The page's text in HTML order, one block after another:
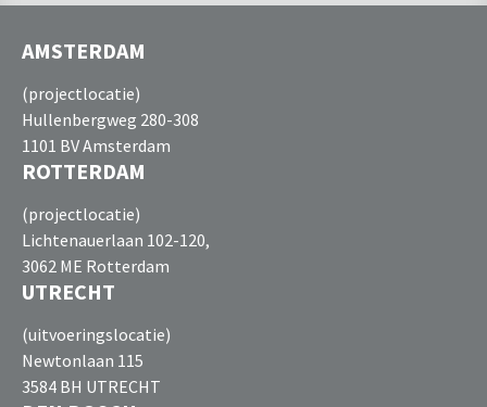
AMSTERDAM
(projectlocatie)
Hullenbergweg 280-308
1101 BV Amsterdam
ROTTERDAM
(projectlocatie)
Lichtenauerlaan 102-120,
3062 ME Rotterdam
UTRECHT
(uitvoeringslocatie)
Newtonlaan 115
3584 BH UTRECHT